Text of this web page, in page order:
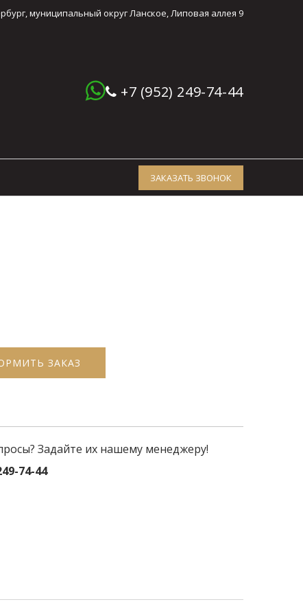
муниципальный округ Ланское, Липовая аллея 9
+7 (952) 249-74-44
ЗАКАЗАТЬ ЗВОНОК
ЗАКАЗ
Задайте их нашему менеджеру!
74-44